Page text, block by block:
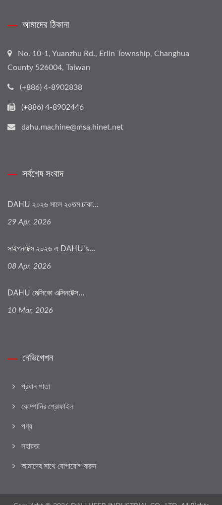
আমাদের ঠিকানা
No. 10-1, Yuanzhu Rd., Erlin Township, Changhua
County 526004, Taiwan
(+886) 4-8902838
(+886) 4-8902446
dahu.machine@msa.hinet.net
সর্বশেষ সংবাদ
DAHU ২০২৬ সালে ২০তম ঢাকা...
29 Apr, 2026
সাইগনটেক্স ২০২৬ এ DAHU's...
08 Apr, 2026
DAHU মেক্সিকো এক্সিনটেক্স...
10 Mar, 2026
নেভিগেশন
প্রধান পাতা
কোম্পানির প্রোফাইল
পণ্য
সহায়তা
আমাদের সাথে যোগাযোগ করুন